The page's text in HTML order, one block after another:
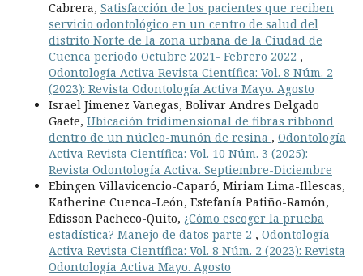
Cabrera, Satisfacción de los pacientes que reciben
servicio odontológico en un centro de salud del
distrito Norte de la zona urbana de la Ciudad de
Cuenca periodo Octubre 2021- Febrero 2022 ,
Odontología Activa Revista Científica: Vol. 8 Núm. 2
(2023): Revista Odontología Activa Mayo. Agosto
Israel Jimenez Vanegas, Bolivar Andres Delgado
Gaete, Ubicación tridimensional de fibras ribbond
dentro de un núcleo-muñón de resina , Odontología
Activa Revista Científica: Vol. 10 Núm. 3 (2025):
Revista Odontología Activa. Septiembre-Diciembre
Ebingen Villavicencio-Caparó, Miriam Lima-Illescas,
Katherine Cuenca-León, Estefanía Patiño-Ramón,
Edisson Pacheco-Quito, ¿Cómo escoger la prueba
estadística? Manejo de datos parte 2 , Odontología
Activa Revista Científica: Vol. 8 Núm. 2 (2023): Revista
Odontología Activa Mayo. Agosto